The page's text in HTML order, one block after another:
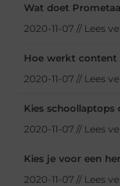
Wat doet
2020-11-07 // Lees
Hoe werkt content
2020-11-07 // Lees
Kies schoollaptops
2020-11-07 // Lees
Kies je voor een
2020-11-07 // Lees